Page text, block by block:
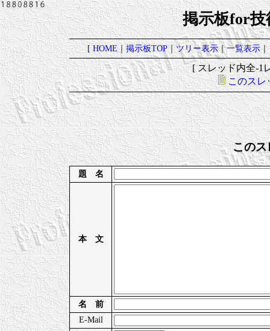
掲示板for技
[HOME｜掲示板TOP｜ツリー表示｜一覧表示｜
[ スレッド内全-
このスレ
このス
題 名
本 文
名 前
E-Mail